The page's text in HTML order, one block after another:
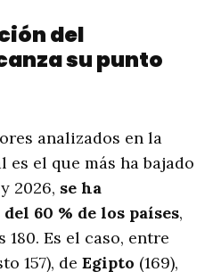
del
su punto
analizados en la
el que más ha bajado
2026, se ha
60 % de los países,
180. Es el caso, entre
157), deEgipto (169),